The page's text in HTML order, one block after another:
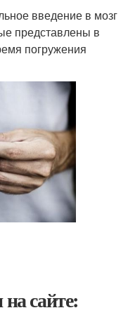
введение в мозг
представлены в
погружения
сайте: